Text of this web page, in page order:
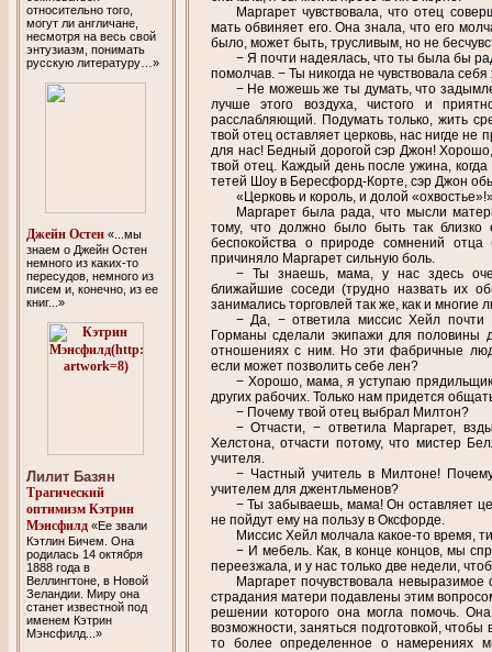
относительно того,
могут ли англичане,
несмотря на весь свой
энтузиазм, понимать
русскую литературу…»
Джейн Остен «...мы
знаем о Джейн Остен
немного из каких-то
пересудов, немного из
писем и, конечно, из ее
книг...»
Лилит Базян
Трагический
оптимизм Кэтрин
Мэнсфилд «Ее звали
Кэтлин Бичем. Она
родилась 14 октября
1888 года в
Веллингтоне, в Новой
Зеландии. Миру она
станет известной под
именем Кэтрин
Мэнсфилд...»
Маргарет чувствовала, что отец
мать обвиняет его. Она знала, что его
было, может быть, трусливым, но не
− Я почти надеялась, что ты была бы
помолчав. − Ты никогда не чувствовала
− Не можешь же ты думать, что
лучше этого воздуха, чистого и
расслабляющий. Подумать только, жить
твой отец оставляет церковь, нас нигде
для нас! Бедный дорогой сэр Джон!
твой отец. Каждый день после ужина,
тетей Шоу в Бересфорд-Корте, сэр Джон
«Церковь и король, и долой
Маргарет была рада, что мысли
тому, что должно было быть так близко
беспокойства о природе сомнений
причиняло Маргарет сильную боль.
− Ты знаешь, мама, у нас здесь
ближайшие соседи (трудно назвать их
занимались торговлей так же, как и многие
− Да, − ответила миссис Хейл
Горманы сделали экипажи для половины
отношениях с ним. Но эти фабричные
если может позволить себе лен?
− Хорошо, мама, я уступаю
других рабочих. Только нам придется
− Почему твой отец выбрал Милтон?
− Отчасти, − ответила Маргарет,
Хелстона, отчасти потому, что мистер
учителя.
− Частный учитель в Милтоне!
учителем для джентльменов?
− Ты забываешь, мама! Он оставляет
не пойдут ему на пользу в Оксфорде.
Миссис Хейл молчала какое-то время,
− И мебель. Как, в конце концов, мы
переезжала, и у нас только две недели,
Маргарет почувствовала невыразимое
страдания матери подавлены этим
решении которого она могла помочь.
возможности, заняться подготовкой, чтобы
то более определенное о намерениях